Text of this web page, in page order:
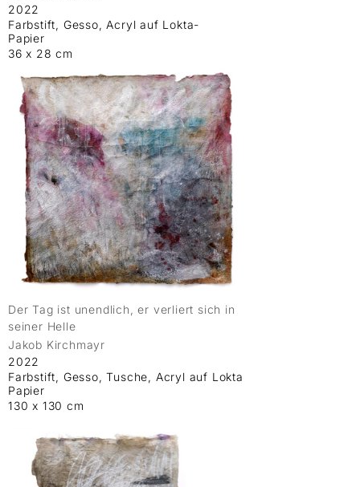
2022
Farbstift, Gesso, Acryl auf Lokta-
Papier
36 x 28 cm
Der Tag ist unendlich, er verliert sich in
seiner Helle
Jakob Kirchmayr
2022
Farbstift, Gesso, Tusche, Acryl auf Lokta
Papier
130 x 130 cm